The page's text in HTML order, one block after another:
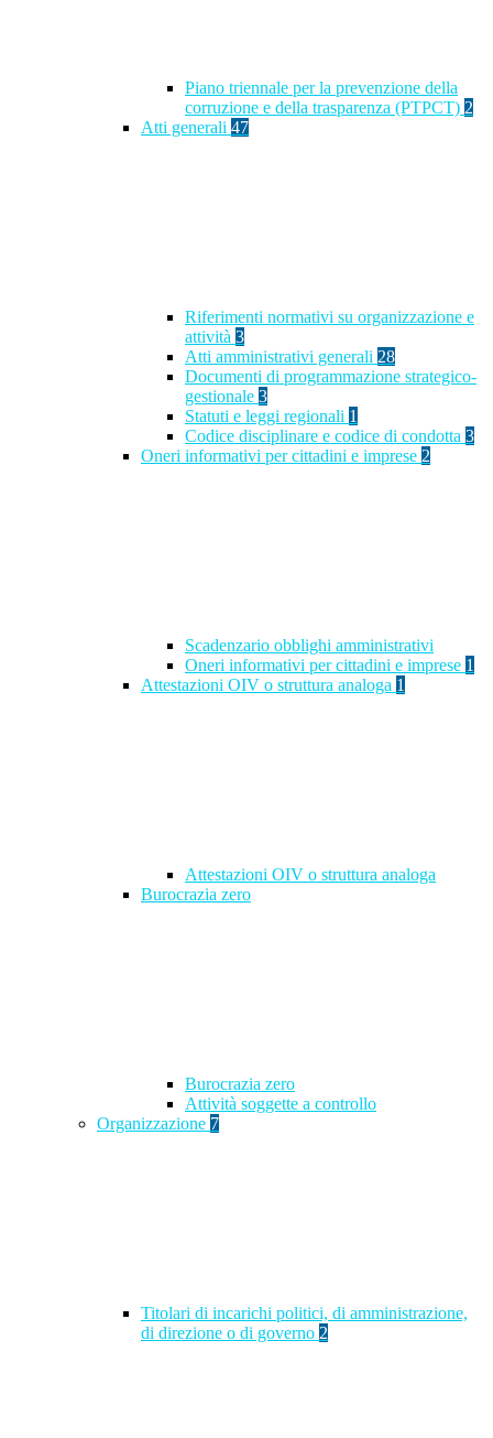
Piano triennale per la prevenzione della
corruzione e della trasparenza (PTPCT) 2
Atti generali 47
Riferimenti normativi su organizzazione e
attività 3
Atti amministrativi generali 28
Documenti di programmazione strategico-
gestionale 3
Statuti e leggi regionali 1
Codice disciplinare e codice di condotta 3
Oneri informativi per cittadini e imprese 2
Scadenzario obblighi amministrativi
Oneri informativi per cittadini e imprese 1
Attestazioni OIV o struttura analoga 1
Attestazioni OIV o struttura analoga
Burocrazia zero
Burocrazia zero
Attività soggette a controllo
Organizzazione 7
Titolari di incarichi politici, di amministrazione,
di direzione o di governo 2